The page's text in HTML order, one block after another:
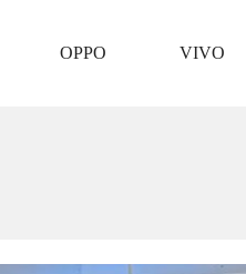
OPPO VIVO